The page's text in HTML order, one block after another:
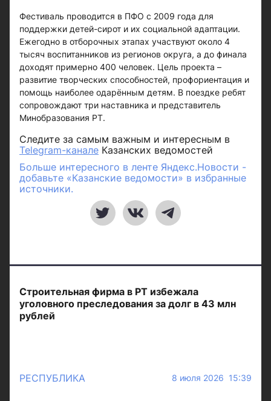
Фестиваль проводится в ПФО с 2009 года для
поддержки детей-сирот и их социальной адаптации.
Ежегодно в отборочных этапах участвуют около 4
тысяч воспитанников из регионов округа, а до финала
доходят примерно 400 человек. Цель проекта –
развитие творческих способностей, профориентация и
помощь наиболее одарённым детям. В поездке ребят
сопровождают три наставника и представитель
Минобразования РТ.
Следите за самым важным и интересным в
Telegram-канале Казанских ведомостей
Больше интересного в ленте Яндекс.Новости -
добавьте «Казанские ведомости» в избранные
источники.
Строительная фирма в РТ избежала
уголовного преследования за долг в 43 млн
рублей
РЕСПУБЛИКА 8 июля 2026 15:39